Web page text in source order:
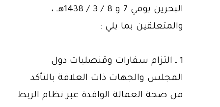
البحرين يومي 7 و 8 / 3 / 1438هـ ،
والمتعلقين بما يلي :
1 ـ التزام سفارات وقنصليات دول
المجلس والجهات ذات العلاقة بالتأكد
من صحة العمالة الوافدة عبر نظام الربط